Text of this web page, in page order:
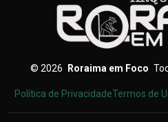
© 2026 Roraima em Foco
Política de PrivacidadeTermos de